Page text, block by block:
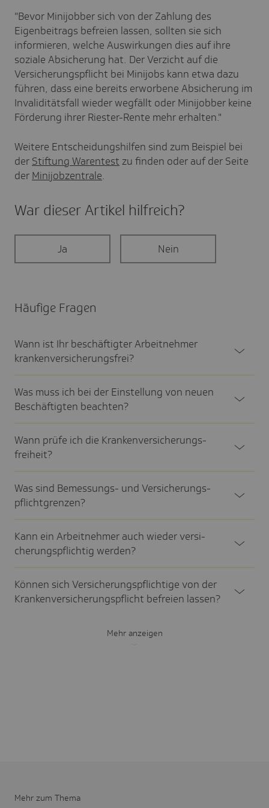
"Bevor Minijobber sich von der Zahlung des
Eigenbeitrags befreien lassen, sollten sie sich
informieren, welche Auswirkungen dies auf ihre
soziale Absicherung hat. Der Verzicht auf die
Versicherungspflicht bei Minijobs kann etwa dazu
führen, dass eine bereits erworbene Absicherung im
Invaliditätsfall wieder wegfällt oder Minijobber keine
Förderung ihrer Riester-Rente mehr erhalten."
Weitere Entscheidungshilfen sind zum Beispiel bei
der Stiftung Warentest zu finden oder auf der Seite
der Minijobzentrale.
War dieser Artikel hilf­reich?
Ja Nein
Häufige Fragen
Wann ist Ihr beschäf­tigter Arbeit­nehmer
kran­ken­ver­si­che­rungs­frei?
Was muss ich bei der Einstel­lung von neuen
Beschäf­tigten beach­ten?
Wann prüfe ich die Kran­ken­ver­si­che­rungs­
frei­heit?
Was sind Bemes­sungs- und Versi­che­rungs­
pflicht­gren­zen?
Kann ein Arbeit­nehmer auch wieder versi­
che­rungs­pflichtig werden?
Können sich Versi­che­rungs­pflich­tige von der
Kran­ken­ver­si­che­rungs­pflicht befreien lassen?
Mehr anzeigen
Mehr zum Thema